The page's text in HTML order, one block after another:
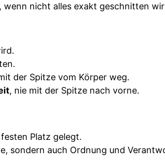
nicht alles exakt geschnitten
der Spitze vom Körper weg.
, nie mit der Spitze nach vorne.
Platz gelegt.
sondern auch Ordnung und